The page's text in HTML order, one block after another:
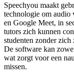
Speechyou maakt
technologie om audio
en Google Meet, in
tutors zich kunnen
studenten zonder
De software kan
wat zorgt voor een
missen.